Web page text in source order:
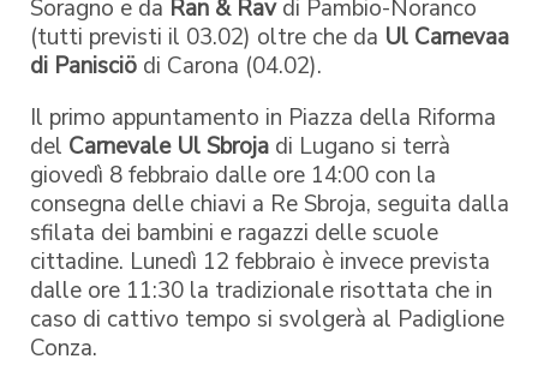
Soragno e da Ran & Ravdi Pambio-Noranco
(tutti previsti il 03.02) oltre che da Ul Carnevaa
di Panisciödi Carona (04.02).
Il primo appuntamento in Piazza della Riforma
del Carnevale Ul Sbrojadi Lugano si terrà
giovedì 8 febbraio dalle ore 14:00 con la
consegna delle chiavi a Re Sbroja, seguita dalla
sfilata dei bambini e ragazzi delle scuole
cittadine. Lunedì 12 febbraio è invece prevista
dalle ore 11:30 la tradizionale risottata che in
caso di cattivo tempo si svolgerà al Padiglione
Conza.